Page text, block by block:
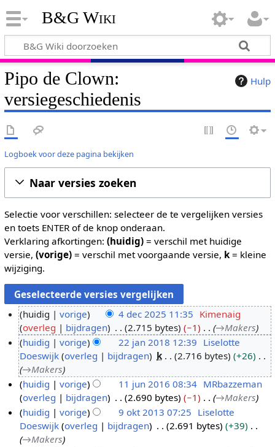
B&G Wiki
Hulp
Pipo de Clown:
versiegeschiedenis
Logboek voor deze pagina bekijken
Naar versies zoeken
Selectie voor verschillen: selecteer de te vergelijken versies
en toets ENTER of de knop onderaan.
Verklaring afkortingen: (huidig)= verschil met huidige
versie, (vorige)= verschil met voorgaande versie, k= kleine
wijziging.
d
2
2
huidig vorige 4 dec 2025 11:35 Kimenaig
overleg
bijdragen 2.715 bytes −1 →Makers
n
huidig vorige 22 jan 2018 12:39 Liselotte
Doeswijk overleg bijdragen k 2.716 bytes
+26
→Makers
1
huidig vorige 11 jun 2016 08:34 MRbazzeman
overleg
bijdragen 2.690 bytes −1 →Makers
huidig vorige 9 okt 2013 07:25 Liselotte
Doeswijk overleg bijdragen 2.691 bytes
+39
→Makers